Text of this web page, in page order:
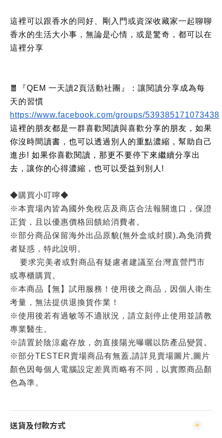
這裡可以跟香水的同好、剛入門或資深收藏家一起聊聊
香水的生活大小事，無論是心情，或是驚奇，都可以在
這裡分享
🧧『QEM 一天讀2頁活動社團』：讓閱讀分享成為每
天的習慣
https://www.facebook.com/groups/539385171073438
這裡的朋友都是一群喜歡閱讀與喜歡分享的朋友，如果
你沒時間讀書，也可以透過別人的重點濃縮，幫助自己
進步! 如果你喜歡閱讀，那更不要停下來繼續分享出
去，讓你的心得濃縮，也可以受益到別人!
◆購買小叮嚀◆
※本賣場內皆為國外免稅店及商店合法報關進口，保證
正貨，且以優惠價格回饋給消費者。
※部分商品保留海外出品原貌(無外盒或封膜),為免消費
者疑惑，特此說明。
要求完美者或對商品有疑慮者建議至台灣直營門市
或專櫃購買。
※本商品【無】試用服務！使用後之商品，因個人衛生
考量，無法提供退換貨作業！
※使用後若有過敏等不適狀況，請立刻停止使用並請教
專業醫生。
※請置於陰涼處存放，勿直接陽光曝曬以防產品變質。
※部分TESTER賣場商品有無蓋,請詳見賣場圖片,圖片
顏色因每個人電腦設定差異而略有不同，以實際商品顏
色為準。
送貨及付款方式